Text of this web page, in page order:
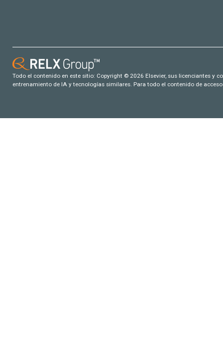
Todo el contenido en este sitio: Copyright © 2026 Elsevier, sus licenciantes y
entrenamiento de IA y tecnologías similares. Para todo el contenido de